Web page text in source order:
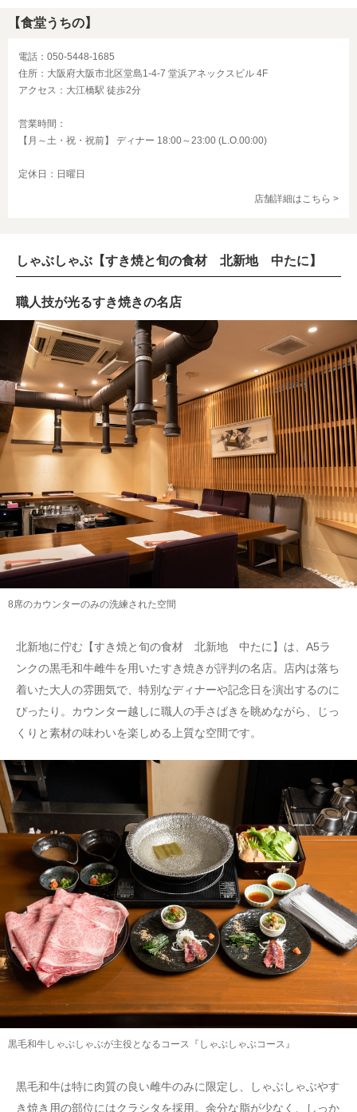
【食堂うちの】
電話：050-5448-1685
住所：大阪府大阪市北区堂島1-4-7 堂浜アネックスビル 4F
アクセス：大江橋駅 徒歩2分
営業時間：
【月～土・祝・祝前】 ディナー 18:00～23:00 (L.O.00:00)
定休日：日曜日
店舗詳細はこちら >
しゃぶしゃぶ【すき焼と旬の食材 北新地 中たに】
職人技が光るすき焼きの名店
8席のカウンターのみの洗練された空間
北新地に佇む【すき焼と旬の食材 北新地 中たに】は、A5ラ
ンクの黒毛和牛雌牛を用いたすき焼きが評判の名店。店内は落ち
着いた大人の雰囲気で、特別なディナーや記念日を演出するのに
ぴったり。カウンター越しに職人の手さばきを眺めながら、じっ
くりと素材の味わいを楽しめる上質な空間です。
黒毛和牛しゃぶしゃぶが主役となるコース『しゃぶしゃぶコース』
黒毛和牛は特に肉質の良い雌牛のみに限定し、しゃぶしゃぶやす
き焼き用の部位にはクラシタを採用。余分な脂が少なく、しっか